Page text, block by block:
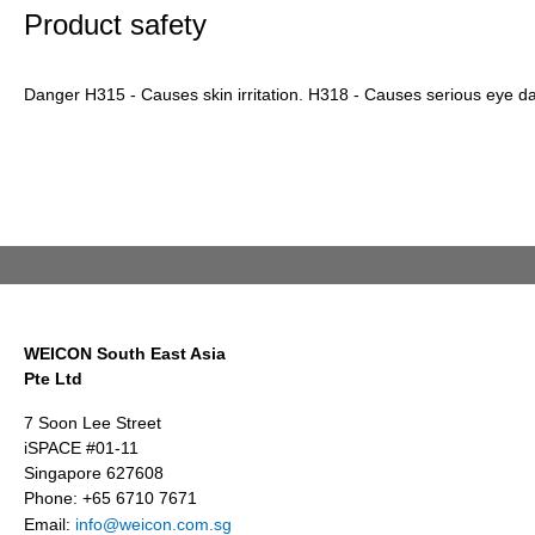
Product safety
Danger H315 - Causes skin irritation. H318 - Causes serious eye
WEICON South East Asia
Pte Ltd
7 Soon Lee Street
iSPACE #01-11
Singapore 627608
Phone: +65 6710 7671
Email: info@weicon.com.sg